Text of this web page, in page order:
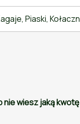
Piaski,
wiesz jaką